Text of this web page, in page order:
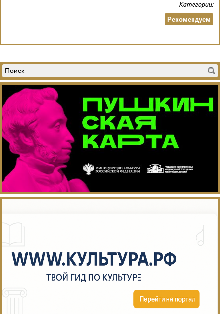
Категории:
Рекомендуем